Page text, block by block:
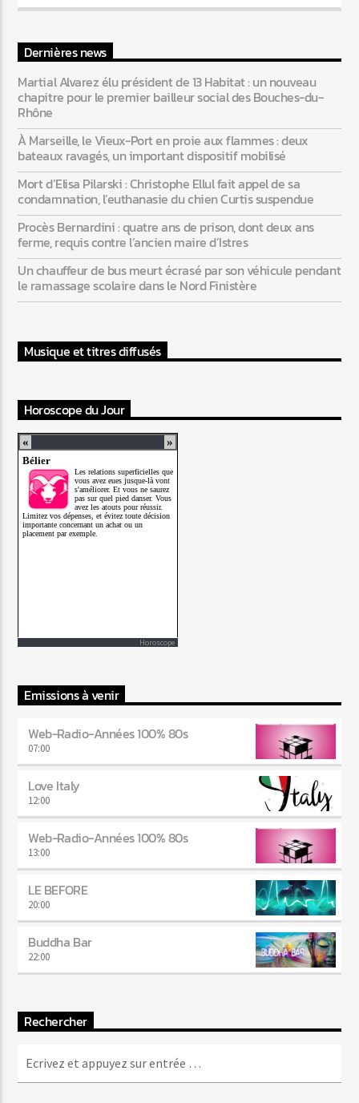
Web-Radio-Années 70
Web-Radio-Années 80
Web-Radio-Latino
Web-Radio-Italia
Dernières news
Martial Alvarez élu président de 13 Habitat : un nouveau
chapitre pour le premier bailleur social des Bouches-du-
Rhône
À Marseille, le Vieux-Port en proie aux flammes : deux
bateaux ravagés, un important dispositif mobilisé
Mort d’Elisa Pilarski : Christophe Ellul fait appel de sa
condamnation, l’euthanasie du chien Curtis suspendue
Procès Bernardini : quatre ans de prison, dont deux ans
ferme, requis contre l’ancien maire d’Istres
Un chauffeur de bus meurt écrasé par son véhicule pendant
le ramassage scolaire dans le Nord Finistère
Musique et titres diffusés
Horoscope du Jour
Horoscope
Emissions à venir
Web-Radio-Années 100% 80s
07:00
Love Italy
12:00
Web-Radio-Années 100% 80s
13:00
LE BEFORE
20:00
Buddha Bar
22:00
Rechercher